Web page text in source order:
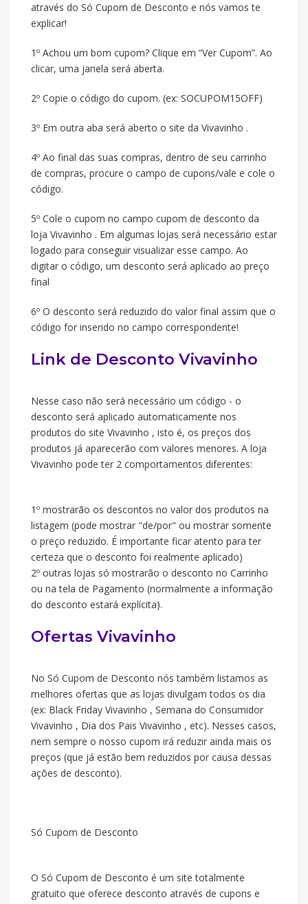
através do Só Cupom de Desconto e nós vamos te
explicar!
1º Achou um bom cupom? Clique em “Ver Cupom”. Ao
clicar, uma janela será aberta.
2º Copie o código do cupom. (ex: SOCUPOM15OFF)
3º Em outra aba será aberto o site da Vivavinho .
4º Ao final das suas compras, dentro de seu carrinho
de compras, procure o campo de cupons/vale e cole o
código.
5º Cole o cupom no campo cupom de desconto da
loja Vivavinho . Em algumas lojas será necessário estar
logado para conseguir visualizar esse campo. Ao
digitar o código, um desconto será aplicado ao preço
final
6º O desconto será reduzido do valor final assim que o
código for inserido no campo correspondente!
Link de Desconto Vivavinho
Nesse caso não será necessário um código - o
desconto será aplicado automaticamente nos
produtos do site Vivavinho , isto é, os preços dos
produtos já aparecerão com valores menores. A loja
Vivavinho pode ter 2 comportamentos diferentes:
1º mostrarão os descontos no valor dos produtos na
listagem (pode mostrar "de/por" ou mostrar somente
o preço reduzido. É importante ficar atento para ter
certeza que o desconto foi realmente aplicado)
2º outras lojas só mostrarão o desconto no Carrinho
ou na tela de Pagamento (normalmente a informação
do desconto estará explícita).
Ofertas Vivavinho
No Só Cupom de Desconto nós também listamos as
melhores ofertas que as lojas divulgam todos os dia
(ex: Black Friday Vivavinho , Semana do Consumidor
Vivavinho , Dia dos Pais Vivavinho , etc). Nesses casos,
nem sempre o nosso cupom irá reduzir ainda mais os
preços (que já estão bem reduzidos por causa dessas
ações de desconto).
Só Cupom de Desconto
O Só Cupom de Desconto é um site totalmente
gratuito que oferece desconto através de cupons e